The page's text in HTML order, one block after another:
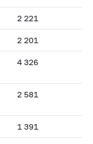
2 221
2 201
4 326
2 581
1 391